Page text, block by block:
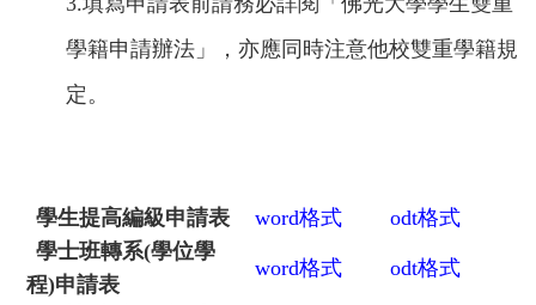
學籍申請辦法」，亦應同時注意他校雙重學籍規
定。
學生提高編級申請表 word格式 odt格式
學士班轉系(學位學
程)申請表
word格式 odt格式